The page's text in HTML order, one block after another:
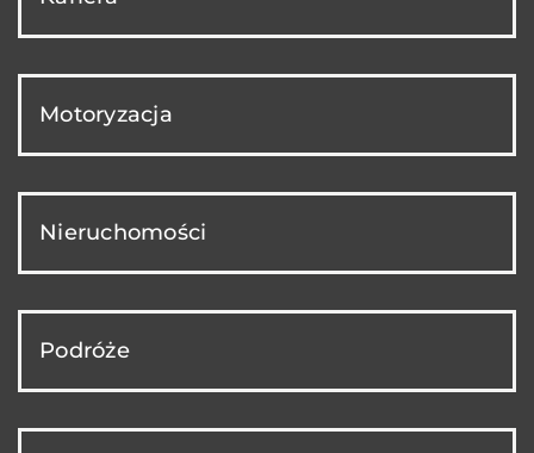
Motoryzacja
Nieruchomości
Podróże